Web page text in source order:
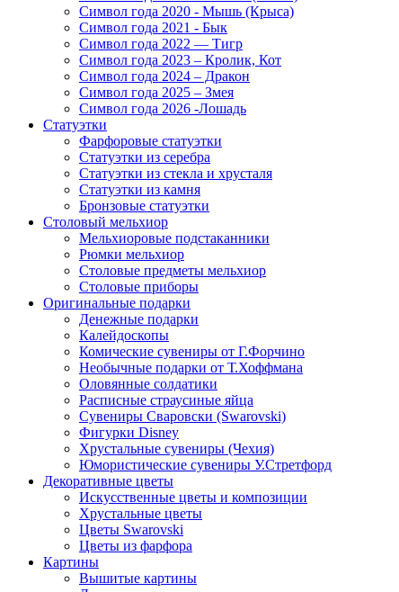
Символ года 2020 - Мышь (Крыса)
Символ года 2021 - Бык
Символ года 2022 — Тигр
Символ года 2023 – Кролик, Кот
Символ года 2024 – Дракон
Символ года 2025 – Змея
Символ года 2026 -Лошадь
Статуэтки
Фарфоровые статуэтки
Статуэтки из серебра
Статуэтки из стекла и хрусталя
Статуэтки из камня
Бронзовые статуэтки
Столовый мельхиор
Мельхиоровые подстаканники
Рюмки мельхиор
Столовые предметы мельхиор
Столовые приборы
Оригинальные подарки
Денежные подарки
Калейдоскопы
Комические сувениры от Г.Форчино
Необычные подарки от Т.Хоффмана
Оловянные солдатики
Расписные страусиные яйца
Сувениры Сваровски (Swarovski)
Фигурки Disney
Хрустальные сувениры (Чехия)
Юмористические сувениры У.Стретфорд
Декоративные цветы
Искусственные цветы и композиции
Хрустальные цветы
Цветы Swarovski
Цветы из фарфора
Картины
Вышитые картины